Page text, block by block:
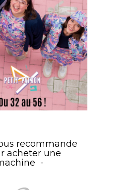
recommande
acheter une